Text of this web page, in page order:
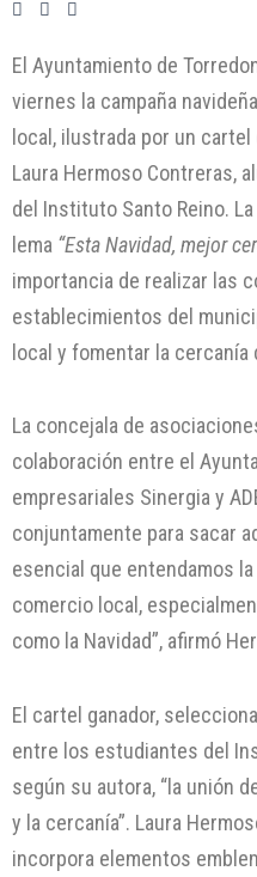
El Ayuntamiento de
viernes la campaña
local, ilustrada por un
Laura Hermoso Contreras,
del Instituto Santo Reino.
lema “Esta Navidad, mejor
importancia de realizar las
establecimientos del
local y fomentar la
La concejala de
colaboración entre el
empresariales Sinergia y
conjuntamente para sacar
esencial que entendamos
comercio local,
como la Navidad”, afirmó
El cartel ganador,
entre los estudiantes del
según su autora, “la unión
y la cercanía”. Laura
incorpora elementos